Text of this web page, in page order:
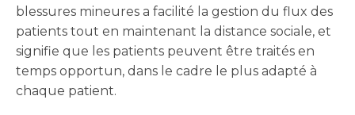
blessures mineures a facilité la gestion du flux des
patients tout en maintenant la distance sociale, et
signifie que les patients peuvent être traités en
temps opportun, dans le cadre le plus adapté à
chaque patient.